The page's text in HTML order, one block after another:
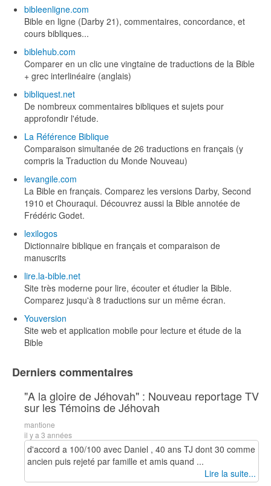
bibleenligne.com
Bible en ligne (Darby 21), commentaires, concordance, et
cours bibliques...
biblehub.com
Comparer en un clic une vingtaine de traductions de la Bible
+ grec interlinéaire (anglais)
bibliquest.net
De nombreux commentaires bibliques et sujets pour
approfondir l'étude.
La Référence Biblique
Comparaison simultanée de 26 traductions en français (y
compris la Traduction du Monde Nouveau)
levangile.com
La Bible en français. Comparez les versions Darby, Second
1910 et Chouraqui. Découvrez aussi la Bible annotée de
Frédéric Godet.
lexilogos
Dictionnaire biblique en français et comparaison de
manuscrits
lire.la-bible.net
Site très moderne pour lire, écouter et étudier la Bible.
Comparez jusqu'à 8 traductions sur un même écran.
Youversion
Site web et application mobile pour lecture et étude de la
Bible
Derniers commentaires
"A la gloire de Jéhovah" : Nouveau reportage TV
sur les Témoins de Jéhovah
mantione
il y a 3 années
d'accord a 100/100 avec Daniel , 40 ans TJ dont 30 comme
ancien puis rejeté par famille et amis quand ...
Lire la suite...